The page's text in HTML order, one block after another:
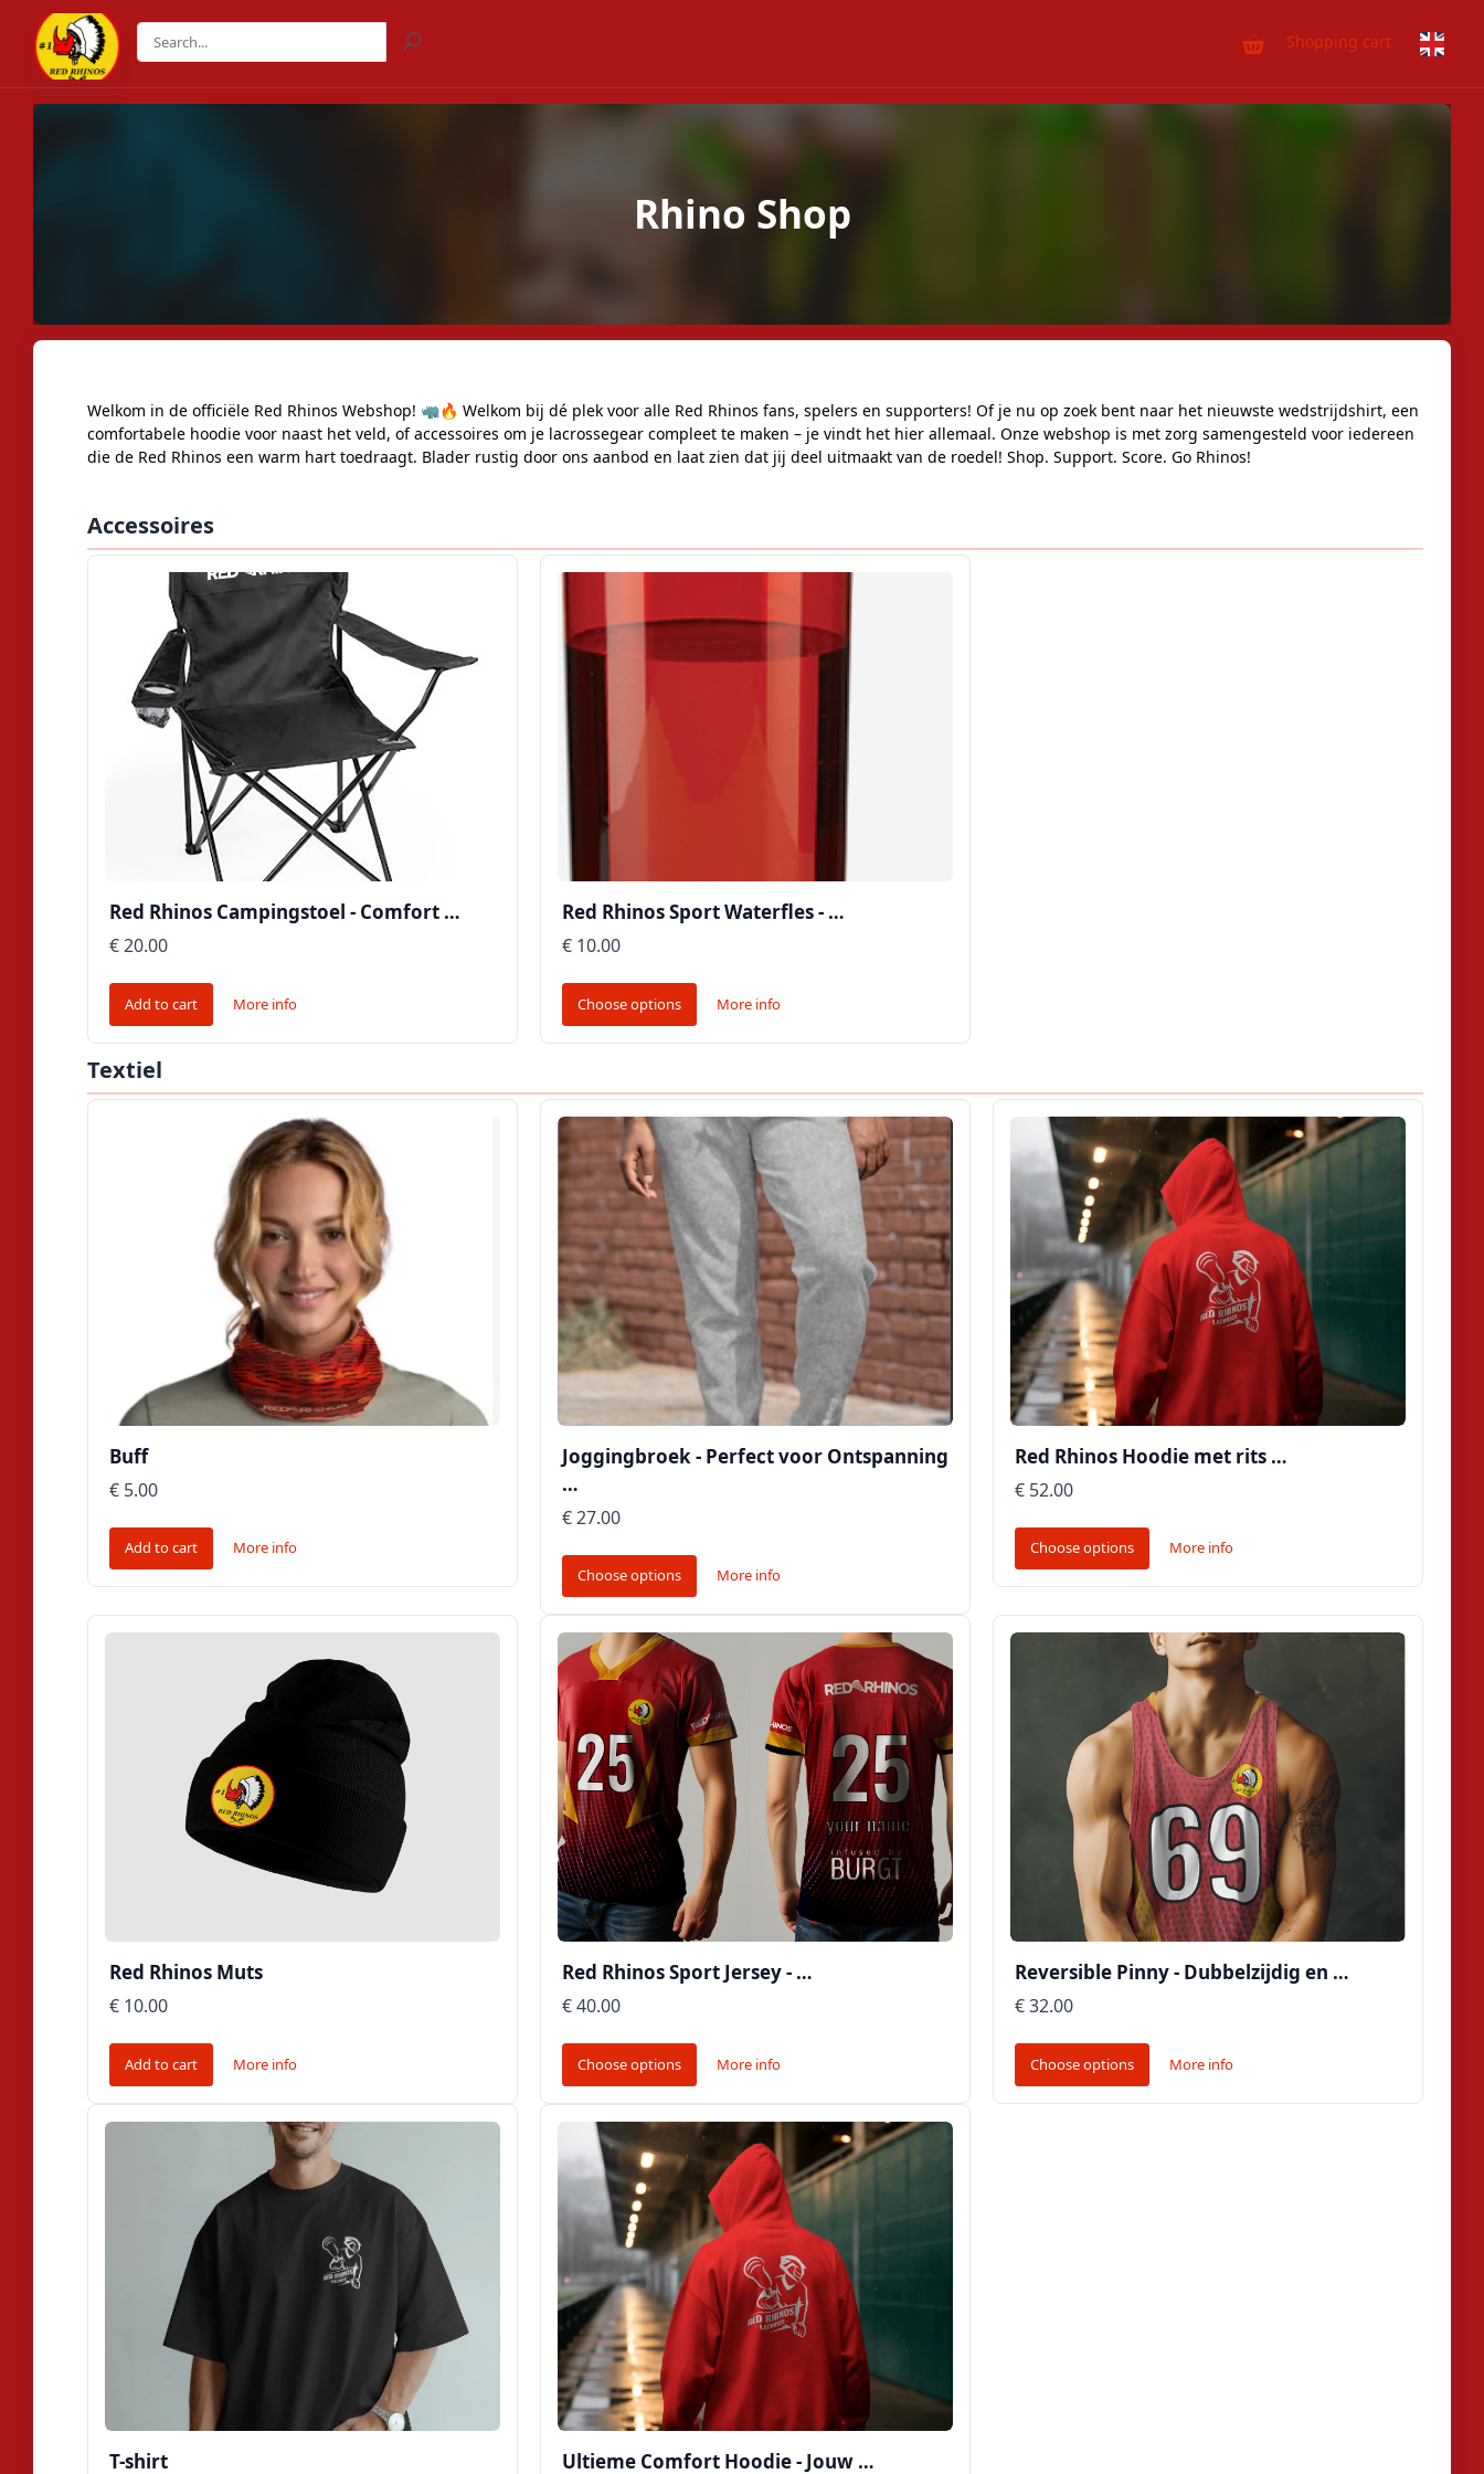
Shopping cart
Rhino Shop
Welkom in de officiële Red Rhinos Webshop! 🦏🔥 Welkom bij dé plek voor alle Red Rhinos fans, spelers en supporters! Of je nu op zoek bent naar het nieuwste wedstrijdshirt, een
comfortabele hoodie voor naast het veld, of accessoires om je lacrossegear compleet te maken – je vindt het hier allemaal. Onze webshop is met zorg samengesteld voor iedereen
die de Red Rhinos een warm hart toedraagt. Blader rustig door ons aanbod en laat zien dat jij deel uitmaakt van de roedel! Shop. Support. Score. Go Rhinos!
Accessoires
Red Rhinos Campingstoel - Comfort …
€ 20.00
Add to cart More info
Red Rhinos Sport Waterfles - …
€ 10.00
Choose options More info
Textiel
Buff
€ 5.00
Add to cart More info
Joggingbroek - Perfect voor Ontspanning
…
€ 27.00
Choose options More info
Red Rhinos Hoodie met rits …
€ 52.00
Choose options More info
Red Rhinos Muts
€ 10.00
Add to cart More info
Red Rhinos Sport Jersey - …
€ 40.00
Choose options More info
Reversible Pinny - Dubbelzijdig en …
€ 32.00
Choose options More info
T-shirt Ultieme Comfort Hoodie - Jouw …